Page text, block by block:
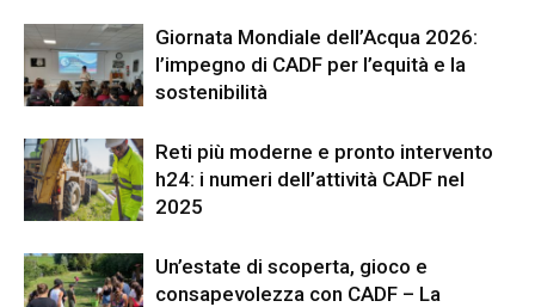
Giornata Mondiale dell’Acqua 2026:
l’impegno di CADF per l’equità e la
sostenibilità
Reti più moderne e pronto intervento
h24: i numeri dell’attività CADF nel
2025
Un’estate di scoperta, gioco e
consapevolezza con CADF – La